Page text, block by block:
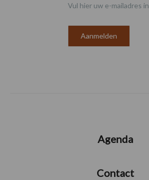
Vul hier uw e-mailadres in
Agenda
Contact